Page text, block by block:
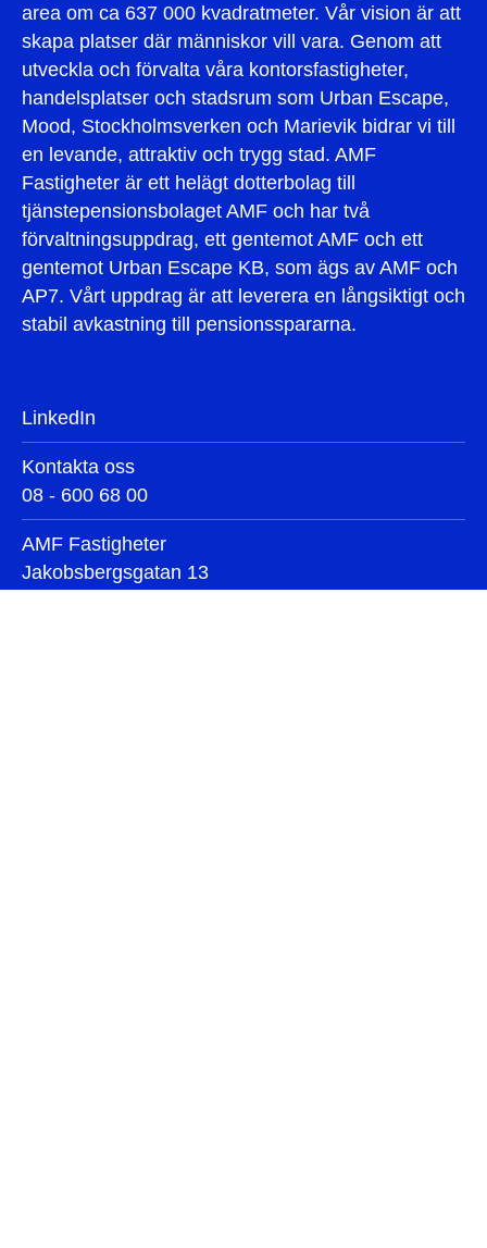
area om ca 637 000 kvadratmeter. Vår vision är att
skapa platser där människor vill vara. Genom att
utveckla och förvalta våra kontorsfastigheter,
handelsplatser och stadsrum som Urban Escape,
Mood, Stockholmsverken och Marievik bidrar vi till
en levande, attraktiv och trygg stad. AMF
Fastigheter är ett helägt dotterbolag till
tjänstepensionsbolaget AMF och har två
förvaltningsuppdrag, ett gentemot AMF och ett
gentemot Urban Escape KB, som ägs av AMF och
AP7. Vårt uppdrag är att leverera en långsiktigt och
stabil avkastning till pensionsspararna.
LinkedIn
Kontakta oss
08 - 600 68 00
AMF Fastigheter
Jakobsbergsgatan 13